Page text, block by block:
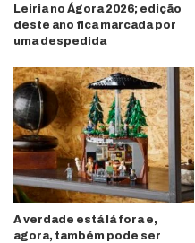
Leiria no Ágora 2026; edição
deste ano fica marcada por
uma despedida
A verdade está lá fora e,
agora, também pode ser